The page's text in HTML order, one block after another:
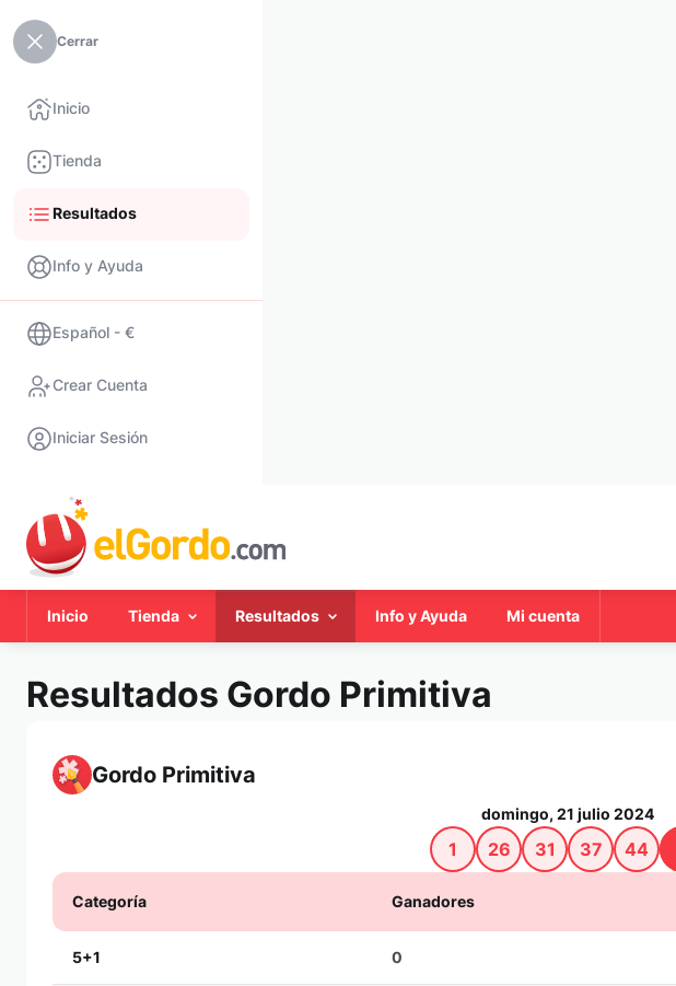
Cerrar
Inicio
Tienda
Resultados
Info y Ayuda
Español - €
Crear Cuenta
Iniciar Sesión
Inicio Tienda Resultados Info y Ayuda Mi cuenta
Resultados Gordo Primitiva
Gordo Primitiva
domingo, 21 julio 2024
1 26 31 37 44
Categoría Ganadores
5+1 0